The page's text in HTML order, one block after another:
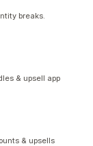
breaks.
& upsell app
& upsells